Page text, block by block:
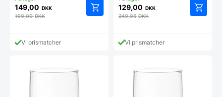
149,00 DKK
199,00DKK
Vi prismatcher
129,00 DKK
249,95DKK
Vi prismatcher